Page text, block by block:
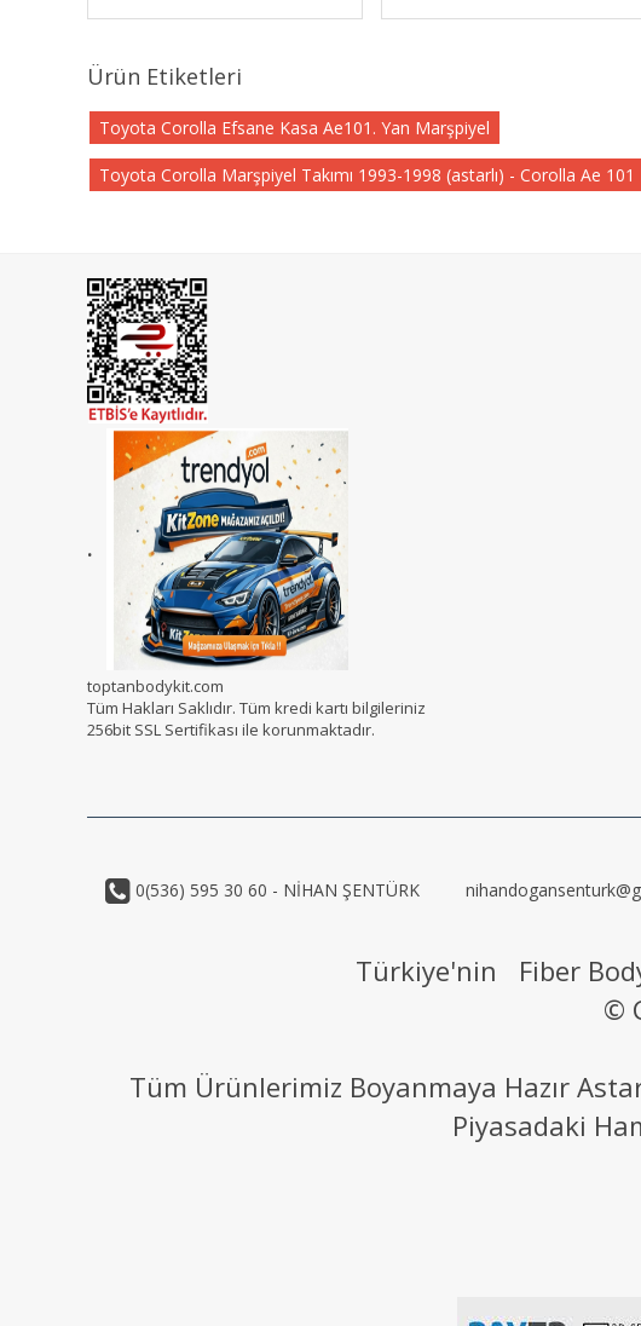
Ürün Etiketleri
Toyota Corolla Efsane Kasa Ae101. Yan Marşpiyel
Toyota Corolla Marşpiyel Takımı 1993-1998 (astarlı) - Corolla Ae
.
toptanbodykit.com
Tüm Hakları Saklıdır. Tüm kredi kartı bilgileriniz
256bit SSL Sertifikası ile korunmaktadır.
0(536) 595 30 60 - NİHAN ŞENTÜRK
Türkiye'nin Fiber
©
Tüm Ürünlerimiz Boyanmaya Hazır
Piyasadaki